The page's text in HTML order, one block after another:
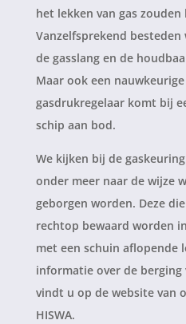
het lekken van gas
Vanzelfsprekend
de gasslang en de
Maar ook een
gasdrukregelaar komt bij
schip aan bod.
We kijken bij de
onder meer naar de wijze
geborgen worden. Deze
rechtop bewaard worden
met een schuin aflopende
informatie over de
vindt u op de website van
HISWA.